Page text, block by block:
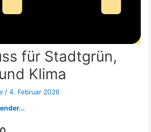
für Stadtgrün,
Klima
/4. Februar 2026